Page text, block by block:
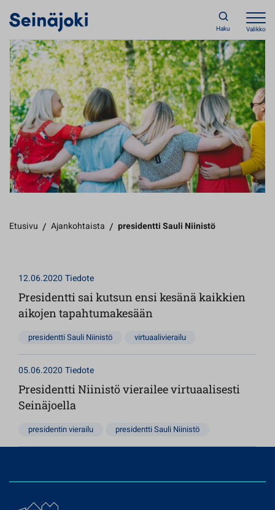
Haku Valikko
Etusivu / Ajankohtaista / presidentti Sauli Niinistö
12.06.2020 Tiedote
Presidentti sai kutsun ensi kesänä kaikkien
aikojen tapahtumakesään
presidentti Sauli Niinistö virtuaalivierailu
05.06.2020 Tiedote
Presidentti Niinistö vierailee virtuaalisesti
Seinäjoella
presidentin vierailu presidentti Sauli Niinistö